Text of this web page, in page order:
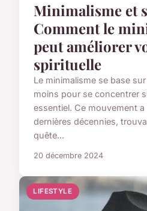
Minimalisme et
Comment le
peut améliorer
spirituelle
Le minimalisme se base
moins pour se concentrer
essentiel. Ce mouvement
dernières décennies,
quête...
20 décembre 2024
LIFESTYLE